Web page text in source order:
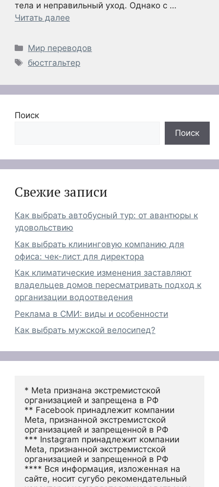
тела и неправильный уход. Однако с …
Читать далее
Рубрики
Мир переводов
Метки
бюстгальтер
Поиск
Поиск
Свежие записи
Как выбрать автобусный тур: от авантюры к
удовольствию
Как выбрать клининговую компанию для
офиса: чек-лист для директора
Как климатические изменения заставляют
владельцев домов пересматривать подход к
организации водоотведения
Реклама в СМИ: виды и особенности
Как выбрать мужской велосипед?
* Meta признана экстремистской
организацией и запрещена в РФ
** Facebook принадлежит компании
Meta, признанной экстремистской
организацией и запрещенной в РФ
*** Instagram принадлежит компании
Meta, признанной экстремистской
организацией и запрещенной в РФ
**** Вся информация, изложенная на
сайте, носит сугубо рекомендательный